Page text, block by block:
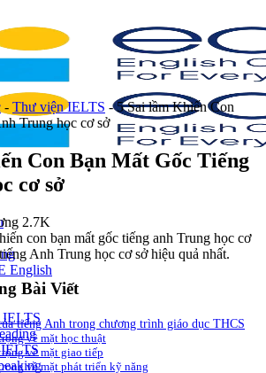
English
IELTS
- Thư viện IELTS -5 Sai lầm Khiến Con
Trung học cơ sở
Con Bạn Mất Gốc Tiếng
cơ sở
2.7K
con bạn mất gốc tiếng anh Trung học cơ
Anh Trung học cơ sở hiệu quả nhất.
Bài Viết
tiếng Anh trong chương trình giáo dục THCS
về mặt học thuật
về mặt giao tiếp
về mặt phát triển kỹ năng